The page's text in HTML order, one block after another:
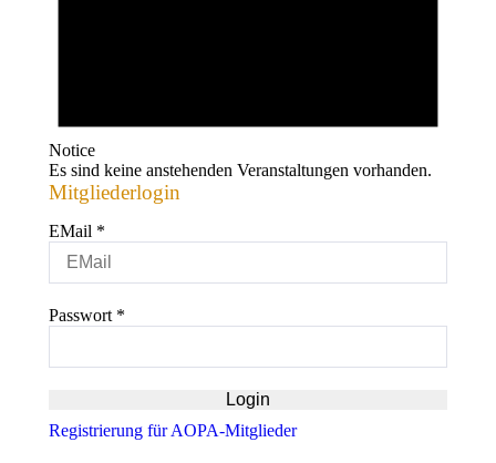
Notice
Es sind keine anstehenden Veranstaltungen vorhanden.
Mitgliederlogin
EMail *
Passwort *
Registrierung für AOPA-Mitglieder